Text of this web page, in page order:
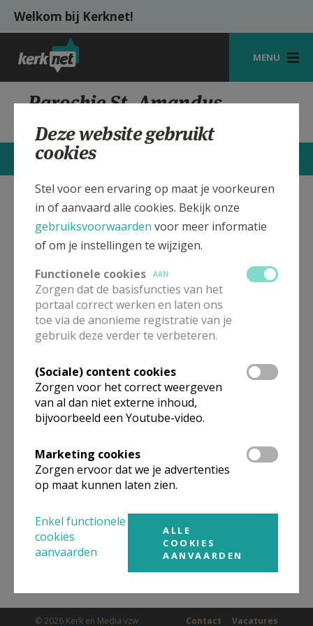
Overslaan en naar de inhoud gaan
Welkom bij Kerknet!
MENU
STARTPAGINA
VIERINGEN
SHOP
ZOEKEN
HULP
MIJN PAROCHIE
AANMELDEN OF REGISTREREN
Parochie St. Amandus,
Wezeren
CONTACTEN
Verbergen
Sint Amandus kerk Wezeren
de details voor het adres van de kerk, alsook een lijst met
kerken in de buurt.
ALLE DETAILS TONEN
Omgeving
Niet gevonden wat je zocht? Hier vind je
links naar kerken, eventueel van andere
organisaties, in de buurt.
© 2026 Kerk en Media vzw Vacatures
Contact
Deze website gebruikt
cookies
Stel voor een ervaring op maat je voorkeuren
in of aanvaard alle cookies. Bekijk onze
gebruiksvoorwaarden voor meer informatie
of om je instellingen te wijzigen.
Functionele cookies
AAN
Zorgen dat de basisfuncties van het
portaal correct werken en laten ons
toe via de anonieme registratie van je
gebruik deze verder te verbeteren.
(Sociale) content cookies
Zorgen voor het correct weergeven
van al dan niet externe inhoud,
bijvoorbeeld een Youtube-video.
Marketing cookies
Zorgen ervoor dat we je advertenties
op maat kunnen laten zien.
Enkel functionele
cookies
aanvaarden
ALLE
COOKIES
AANVAARDEN